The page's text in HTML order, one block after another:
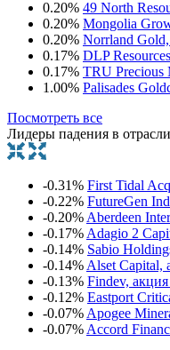
0.20% 49 North
0.20% Mongolia
0.20% Norrland
0.17% DLP
0.17% TRU Precious
1.00% Palisades
Посмотреть все
Лидеры падения в отрасли
-0.31% First Tidal
-0.22% FutureGen
-0.20% Aberdeen
-0.17% Adagio 2
-0.14% Sabio
-0.14% Alset Capital,
-0.13% Findev,
-0.12% Eastport
-0.07% Apogee
-0.07% Accord